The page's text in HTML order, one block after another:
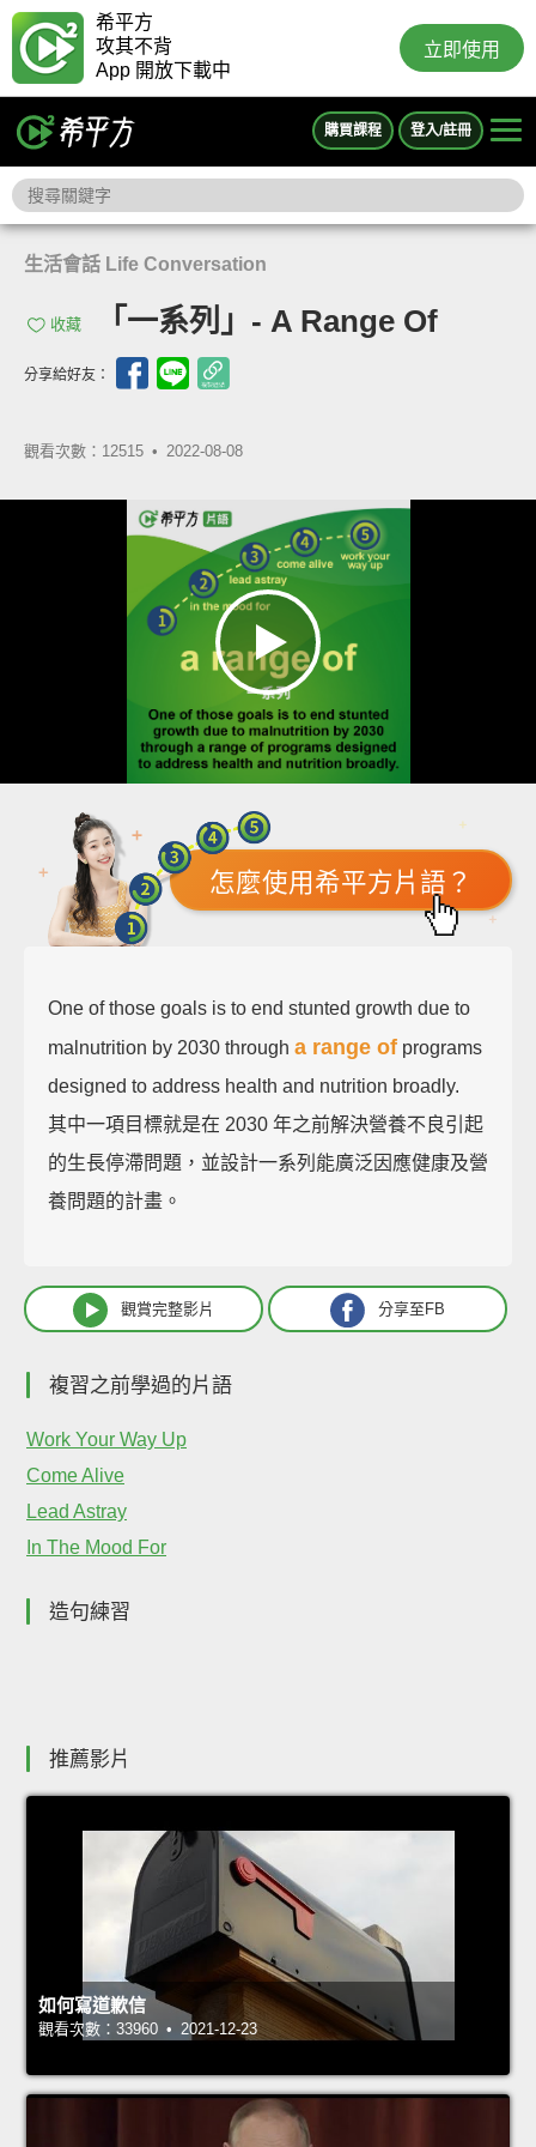
希平方
攻其不背
App 開放下載中
立即使用
購買課程 登入/註冊
生活會話 Life Conversation
收藏 「一系列」- A Range Of
分享給好友：
觀看次數：12515 • 2022-08-08
怎麼使用希平方片語？
One of those goals is to end stunted growth due to
malnutrition by 2030 through a range of programs
designed to address health and nutrition broadly.
其中一項目標就是在 2030 年之前解決營養不良引起
的生長停滯問題，並設計一系列能廣泛因應健康及營
養問題的計畫。
觀賞完整影片 分享至FB
複習之前學過的片語
Work Your Way Up
Come Alive
Lead Astray
In The Mood For
造句練習
推薦影片
如何寫道歉信
觀看次數：33960 • 2021-12-23